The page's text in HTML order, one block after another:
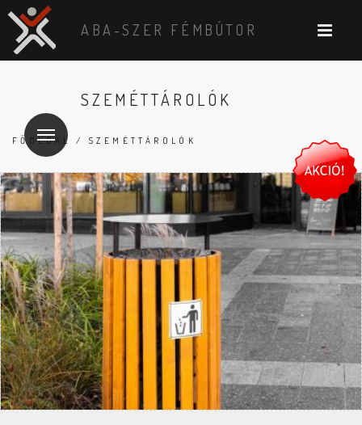
ABA-SZER FÉMBÚTOR
SZEMÉTTÁROLÓK
FŐOLDAL / SZEMÉTTÁROLÓK